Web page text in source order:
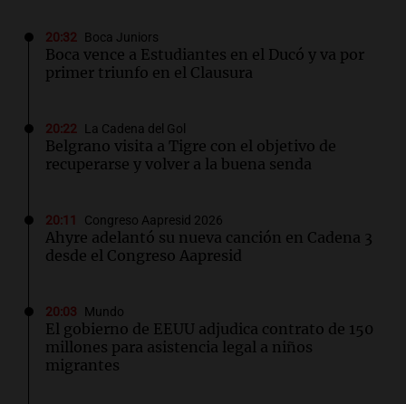
20:32 Boca Juniors
Boca vence a Estudiantes en el Ducó y va por
primer triunfo en el Clausura
20:22 La Cadena del Gol
Belgrano visita a Tigre con el objetivo de
recuperarse y volver a la buena senda
20:11 Congreso Aapresid 2026
Ahyre adelantó su nueva canción en Cadena 3
desde el Congreso Aapresid
20:03 Mundo
El gobierno de EEUU adjudica contrato de 150
millones para asistencia legal a niños
migrantes